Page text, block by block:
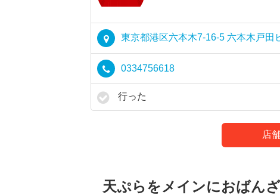
東京都港区六本木7-16-5 六本木戸田
0334756618
行った
店
天ぷらをメインにおばん